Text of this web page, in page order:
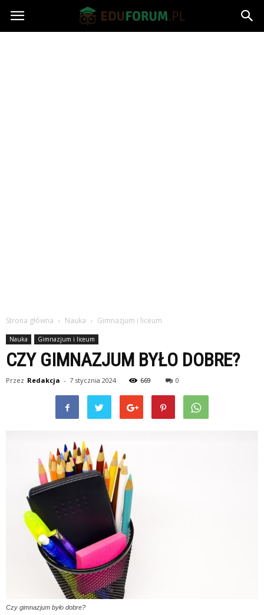
Eduforum.pl
Strona główna Nauka Gimnazjum i liceum
Nauka Gimnazjum i liceum
CZY GIMNAZJUM BYŁO DOBRE?
Przez Redakcja - 7 stycznia 2024 669 0
Czy gimnazjum było dobre?